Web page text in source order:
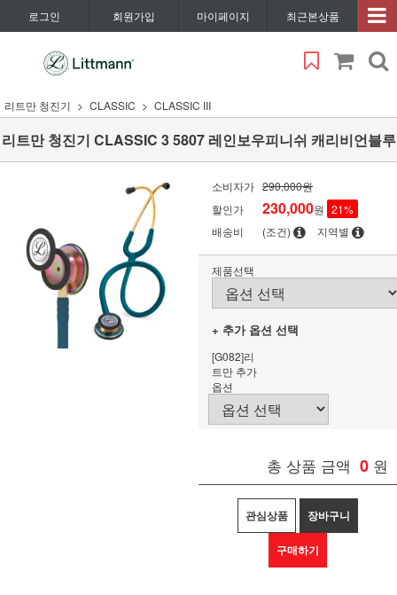
로그인 회원가입 마이페이지 최근본상품
리트만 청진기 CLASSIC CLASSIC III
리트만 청진기 CLASSIC 3 5807 레인보우피니쉬 캐리비언블루
소비자가 290,000원
할인가
230,000원 21%
배송비
(조건) 지역별
제품선택
+ 추가 옵션 선택
[G082]리
트만 추가
옵션
총 상품 금액 0 원
관심상품 장바구니
구매하기